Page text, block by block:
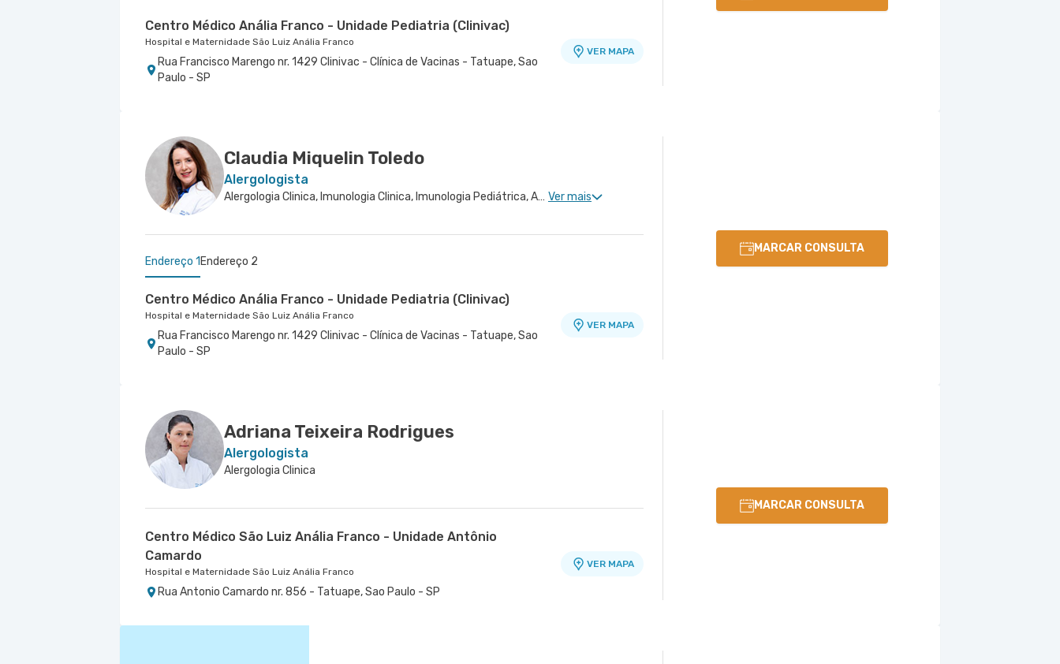
Centro Médico Anália Franco - Unidade Pediatria (Clinivac)
Hospital e Maternidade São Luiz Anália Franco
Rua Francisco Marengo nr. 1429 Clinivac - Clínica de Vacinas - Tatuape, Sao
Paulo - SP
VER MAPA
Claudia Miquelin Toledo
Alergologista
Alergologia Clinica, Imunologia Clinica, Imunologia Pediátrica, Alergologia Pediátrica Ver mais
MARCAR CONSULTA
Endereço 1 Endereço 2
Centro Médico Anália Franco - Unidade Pediatria (Clinivac)
Hospital e Maternidade São Luiz Anália Franco
Rua Francisco Marengo nr. 1429 Clinivac - Clínica de Vacinas - Tatuape, Sao
Paulo - SP
VER MAPA
Adriana Teixeira Rodrigues
Alergologista
Alergologia Clinica
MARCAR CONSULTA
Centro Médico São Luiz Anália Franco - Unidade Antônio
Camardo
Hospital e Maternidade São Luiz Anália Franco
Rua Antonio Camardo nr. 856 - Tatuape, Sao Paulo - SP
VER MAPA